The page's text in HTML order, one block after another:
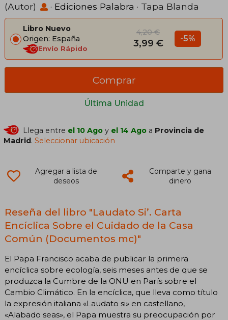
(Autor)
· Ediciones Palabra · Tapa Blanda
Libro Nuevo
Origen: España
Envío Rápido
4,20 €
3,99 € -5%
Última Unidad
Comprar
Llega entre el 10 Ago y el 14 Ago a Provincia de
Madrid.Seleccionar ubicación
Agregar a lista de
deseos
Comparte y gana
dinero
Reseña del libro "Laudato Si’. Carta
Encíclica Sobre el Cuidado de la Casa
Común (Documentos mc)"
El Papa Francisco acaba de publicar la primera
encíclica sobre ecología, seis meses antes de que se
produzca la Cumbre de la ONU en París sobre el
Cambio Climático. En la encíclica, que lleva como título
la expresión italiana «Laudato si» en castellano,
«Alabado seas», el Papa muestra su preocupación por